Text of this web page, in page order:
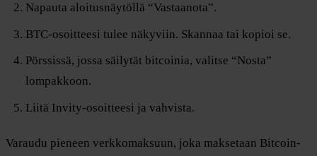
Napauta aloitusnäytöllä “Vastaanota”.
BTC-osoitteesi tulee näkyviin. Skannaa tai kopioi se.
Pörssissä, jossa säilytät bitcoinia, valitse “Nosta”
lompakkoon.
Liitä Invity-osoitteesi ja vahvista.
Varaudu pieneen verkkomaksuun, joka maksetaan Bitcoin-